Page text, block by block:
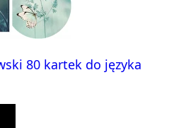
80 kartek do języka